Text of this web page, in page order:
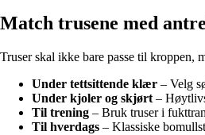
Match trusene med
Truser skal ikke bare passe til kroppen,
Under tettsittende klær – Velg
Under kjoler og skjørt –
Til trening – Bruk truser i
Til hverdags – Klassiske